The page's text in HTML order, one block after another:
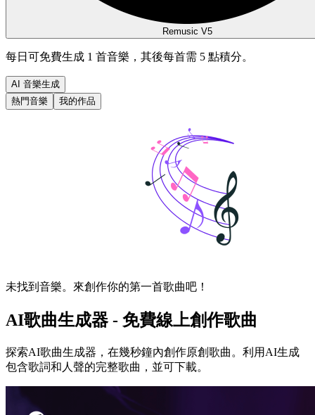
Remusic V5
每日可免費生成 1 首音樂，其後每首需 5 點積分。
AI 音樂生成
熱門音樂
我的作品
未找到音樂。來創作你的第一首歌曲吧！
AI歌曲生成器 - 免費線上創作歌曲
探索AI歌曲生成器，在幾秒鐘內創作原創歌曲。利用AI生成
包含歌詞和人聲的完整歌曲，並可下載。